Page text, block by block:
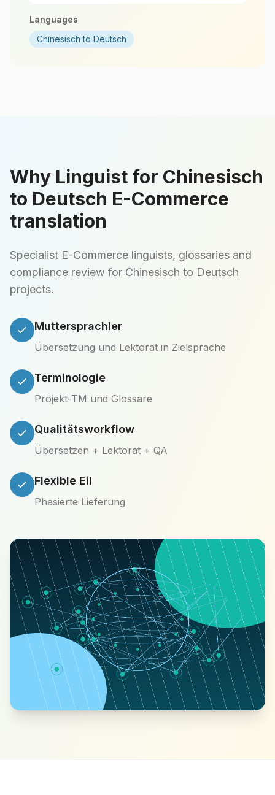
Languages
Chinesisch to Deutsch
Why Linguist for Chinesisch
to Deutsch E-Commerce
translation
Specialist E-Commerce linguists, glossaries and
compliance review for Chinesisch to Deutsch
projects.
Muttersprachler
Übersetzung und Lektorat in Zielsprache
Terminologie
Projekt-TM und Glossare
Qualitätsworkflow
Übersetzen + Lektorat + QA
Flexible Eil
Phasierte Lieferung